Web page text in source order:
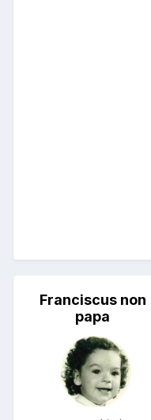
Franciscus non
papa